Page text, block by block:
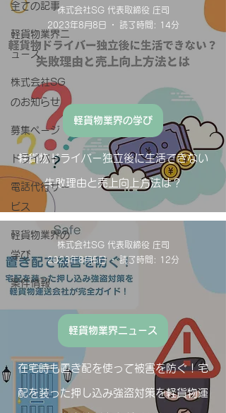
全ての記事
軽貨物業界ニ
ュース
株式会社SG
のお知らせ
募集ページ
ドライバー
電話代行サー
ビス
軽貨物業界の
学び
案件情報
軽貨物ドライバー独立後に生活できない
失敗理由と売上向上方法は？
軽貨物業界の学び
株式会社SG 代表取締役 庄司
2023年8月8日
読了時間: 14分
在宅時も置き配を使って被害を防ぐ！宅
配を装った押し込み強盗対策を軽貨物運
軽貨物業界ニュース
株式会社SG 代表取締役 庄司
2023年8月5日
読了時間: 12分